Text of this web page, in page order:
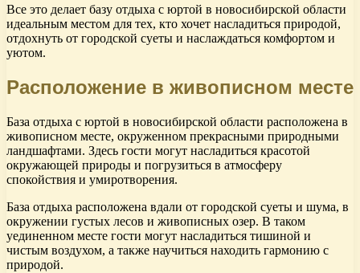
Все это делает базу отдыха с юртой в новосибирской области
идеальным местом для тех, кто хочет насладиться природой,
отдохнуть от городской суеты и наслаждаться комфортом и
уютом.
Расположение в живописном месте
База отдыха с юртой в новосибирской области расположена в
живописном месте, окруженном прекрасными природными
ландшафтами. Здесь гости могут насладиться красотой
окружающей природы и погрузиться в атмосферу
спокойствия и умиротворения.
База отдыха расположена вдали от городской суеты и шума, в
окружении густых лесов и живописных озер. В таком
уединенном месте гости могут насладиться тишиной и
чистым воздухом, а также научиться находить гармонию с
природой.